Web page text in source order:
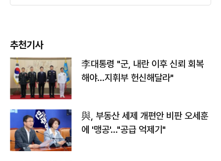
추천기사
李대통령 "군, 내란 이후 신뢰 회복
해야…지휘부 헌신해달라"
與, 부동산 세제 개편안 비판 오세훈
에 '맹공'…"공급 억제기"